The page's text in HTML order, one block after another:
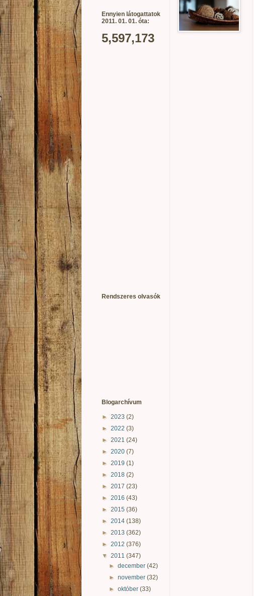
Ennyien látogattatok
2011. 01. 01. óta:
5,597,173
Rendszeres olvasók
Blogarchívum
► 2023 (2)
► 2022 (3)
► 2021 (24)
► 2020 (7)
► 2019 (1)
► 2018 (2)
► 2017 (23)
► 2016 (43)
► 2015 (36)
► 2014 (138)
► 2013 (362)
► 2012 (376)
▼ 2011 (347)
►december(42)
►november(32)
►október(33)